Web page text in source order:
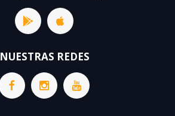
NUESTRAS REDES